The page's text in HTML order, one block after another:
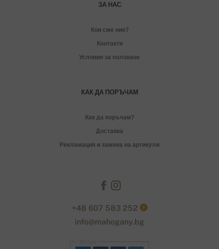
ЗА НАС
Кои сме ние?
Контакти
Условия за ползване
КАК ДА ПОРЪЧАМ
Как да поръчам?
Доставка
Рекламация и замяна на артикули
+48 607 583 252 ?
info@mahogany.bg